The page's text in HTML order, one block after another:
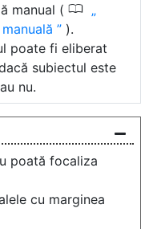
manual ( 0
).
poate fi eliberat
subiectul este
nu.
poată focaliza
cu marginea